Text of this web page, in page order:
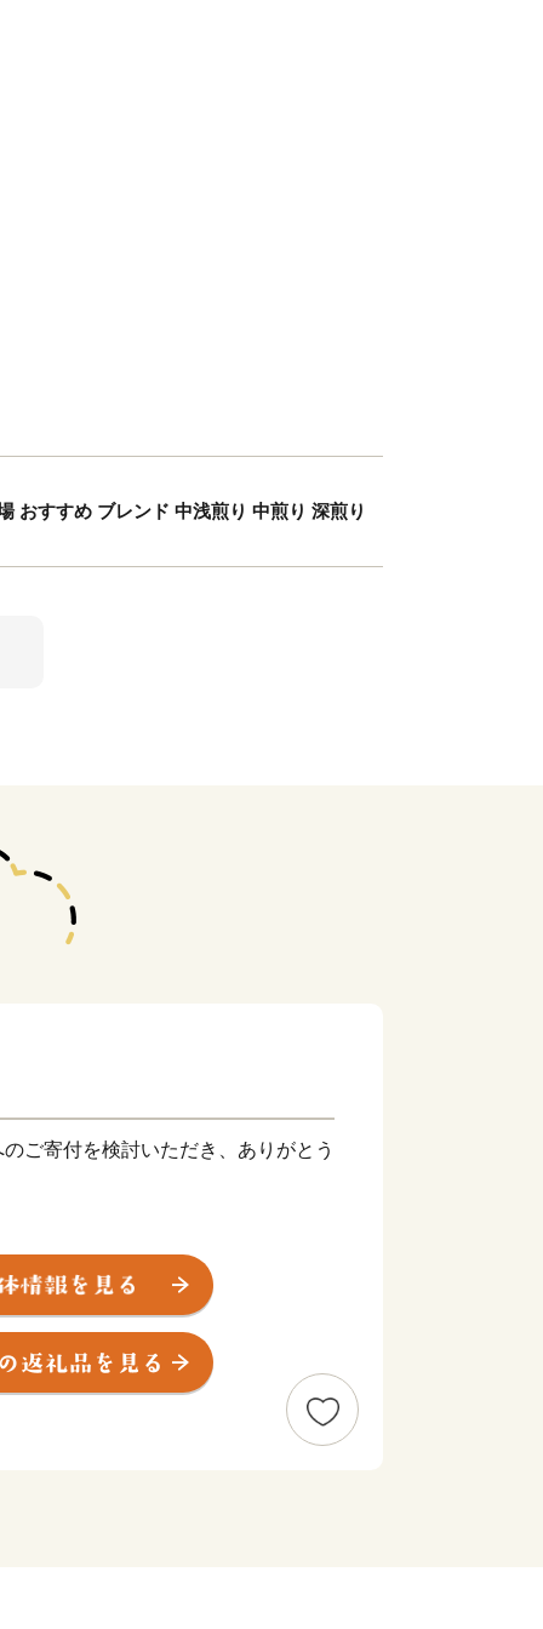
おすすめ ブレンド 中浅煎り 中煎り 深煎り
ご寄付を検討いただき、ありがとう
置し、濃尾平野の一部をなす田園地
セスの良さから、ベッドタウンとし
宅が多い景観となりますが、少し郊